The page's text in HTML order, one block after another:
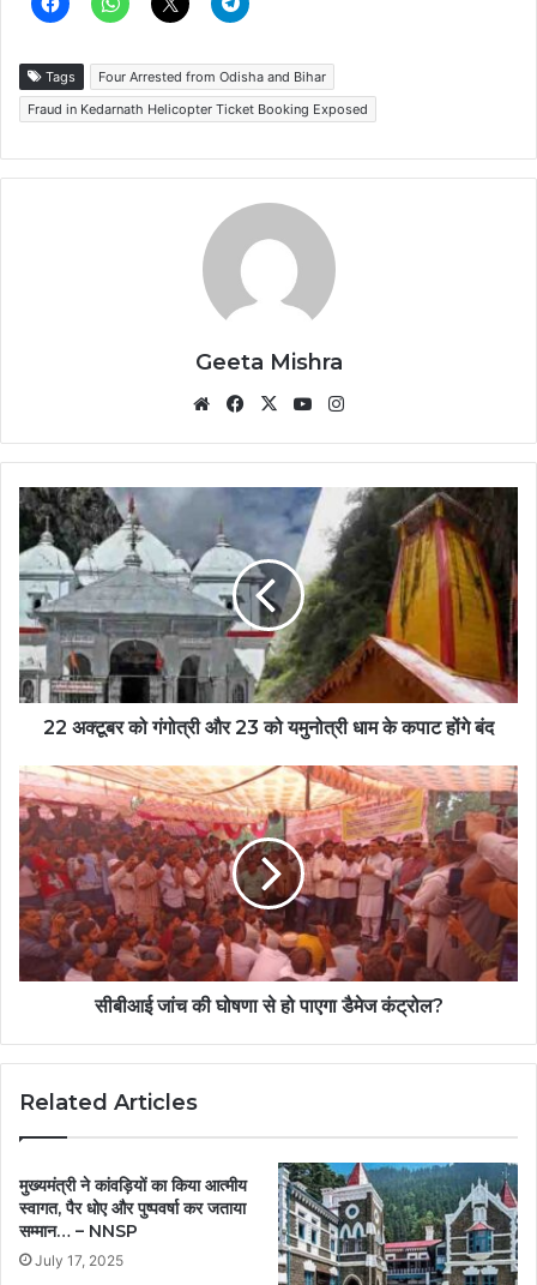
Tags
Four Arrested from Odisha and Bihar
Fraud in Kedarnath Helicopter Ticket Booking Exposed
Geeta Mishra
WebsiteFacebook
X YouTube
22 अक्टूबर को गंगोत्री और 23 को यमुनोत्री धाम के कपाट होंगे बंद
सीबीआई जांच की घोषणा से हो पाएगा डैमेज कंट्रोल?
Related Articles
मुख्यमंत्री ने कांवड़ियों का किया आत्मीय
स्वागत, पैर धोए और पुष्पवर्षा कर जताया
सम्मान… – NNSP
July 17, 2025